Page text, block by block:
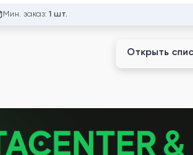
Мин. заказ: 1 шт.
Открыть